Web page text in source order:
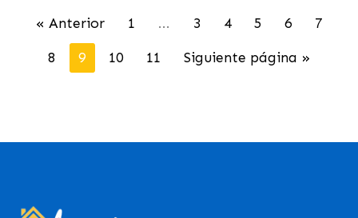
« Anterior 1 ... 3 4 5 6
7
8
9 10 11 Siguiente página »